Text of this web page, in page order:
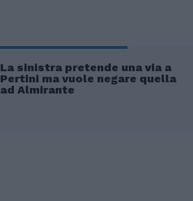
La sinistra pretende una via a
Pertini ma vuole negare quella
ad Almirante